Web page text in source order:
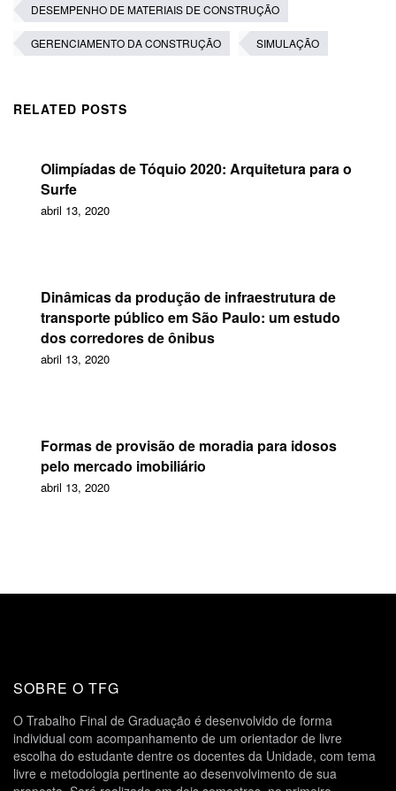
DESEMPENHO DE MATERIAIS DE CONSTRUÇÃO
GERENCIAMENTO DA CONSTRUÇÃO SIMULAÇÃO
RELATED POSTS
Olimpíadas de Tóquio 2020: Arquitetura para o
Surfe
abril 13, 2020
Dinâmicas da produção de infraestrutura de
transporte público em São Paulo: um estudo
dos corredores de ônibus
abril 13, 2020
Formas de provisão de moradia para idosos
pelo mercado imobiliário
abril 13, 2020
SOBRE O TFG
O Trabalho Final de Graduação é desenvolvido de forma
individual com acompanhamento de um orientador de livre
escolha do estudante dentre os docentes da Unidade, com tema
livre e metodologia pertinente ao desenvolvimento de sua